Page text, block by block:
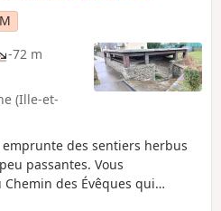
-72 m
(Ille-et-
des sentiers herbus
passantes. Vous
des Évêques qui